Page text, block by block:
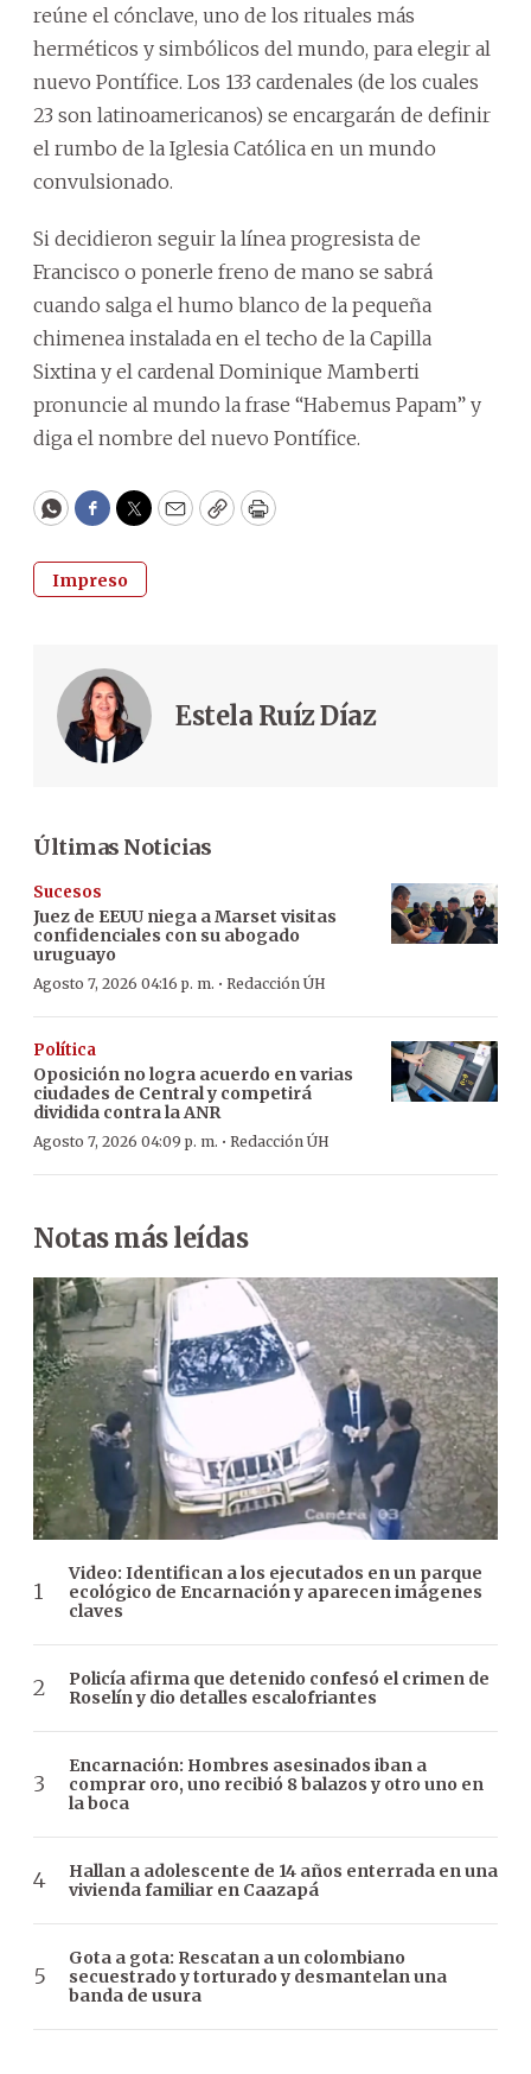
reúne el cónclave, uno de los rituales más
herméticos y simbólicos del mundo, para elegir al
nuevo Pontífice. Los 133 cardenales (de los cuales
23 son latinoamericanos) se encargarán de definir
el rumbo de la Iglesia Católica en un mundo
convulsionado.
Si decidieron seguir la línea progresista de
Francisco o ponerle freno de mano se sabrá
cuando salga el humo blanco de la pequeña
chimenea instalada en el techo de la Capilla
Sixtina y el cardenal Dominique Mamberti
pronuncie al mundo la frase “Habemus Papam” y
diga el nombre del nuevo Pontífice.
WhatsApp
Facebook
Twitter
EmailCopyPrint
Impreso
Estela Ruíz Díaz
Últimas Noticias
Sucesos
Juez de EEUU niega a Marset visitas
confidenciales con su abogado
uruguayo
Agosto 7, 2026 04:16 p. m. · Redacción ÚH
Política
Oposición no logra acuerdo en varias
ciudades de Central y competirá
dividida contra la ANR
Agosto 7, 2026 04:09 p. m. · Redacción ÚH
Notas más leídas
Video: Identifican a los ejecutados en un parque
ecológico de Encarnación y aparecen imágenes
claves
Policía afirma que detenido confesó el crimen de
Roselín y dio detalles escalofriantes
Encarnación: Hombres asesinados iban a
comprar oro, uno recibió 8 balazos y otro uno en
la boca
Hallan a adolescente de 14 años enterrada en una
vivienda familiar en Caazapá
Gota a gota: Rescatan a un colombiano
secuestrado y torturado y desmantelan una
banda de usura